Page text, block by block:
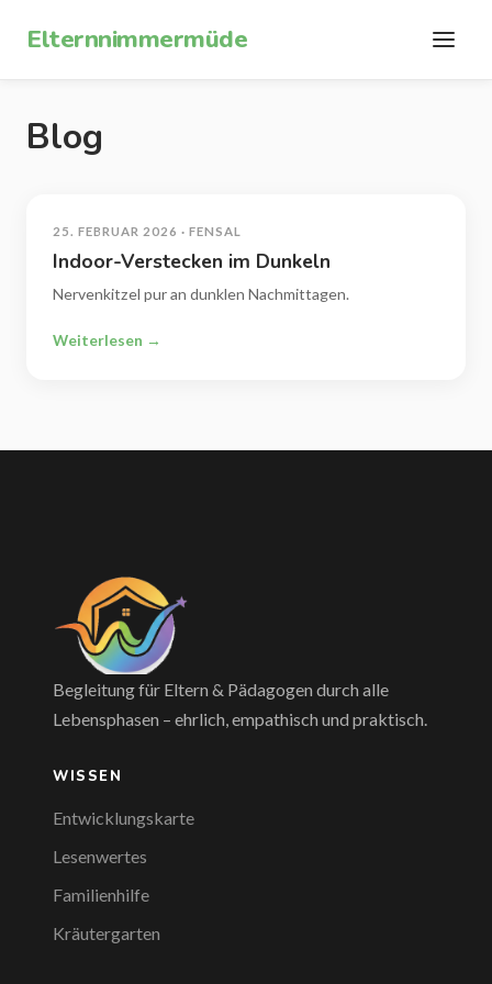
Elternnimmermüde
Blog
25. FEBRUAR 2026 · FENSAL
Indoor-Verstecken im Dunkeln
Nervenkitzel pur an dunklen Nachmittagen.
Weiterlesen →
Begleitung für Eltern & Pädagogen durch alle
Lebensphasen – ehrlich, empathisch und praktisch.
WISSEN
Entwicklungskarte
Lesenwertes
Familienhilfe
Kräutergarten